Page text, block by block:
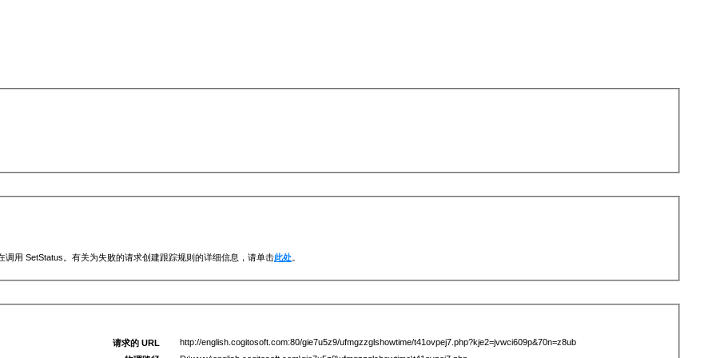
用 SetStatus。有关为失败的请求创建跟踪规则的详细信息，请单击此处。
请求的 URL
http://english.cogitosoft.com:80/gie7u5z9/ufmgzzglshowtime/t41ovpej7.php?kje2=jvwci609p&70n=z8ub